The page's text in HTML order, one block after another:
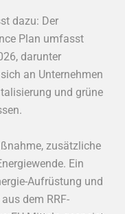
dazu: Der
Plan umfasst
darunter
an Unternehmen
und grüne
zusätzliche
Ein
Aufrüstung und
dem RRF-